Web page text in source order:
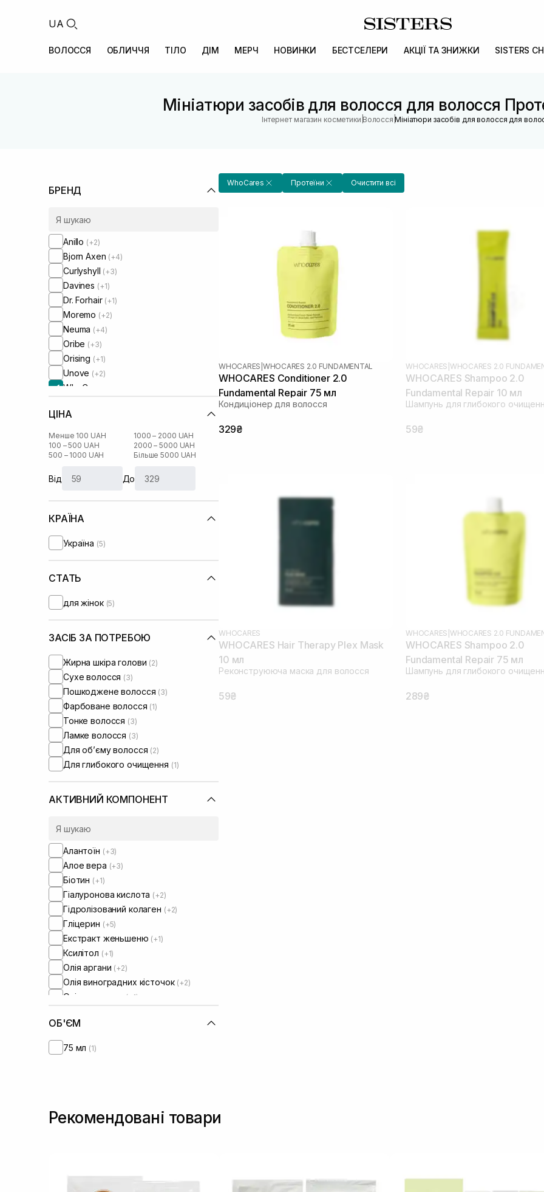
UA
ВОЛОССЯ ОБЛИЧЧЯ ТІЛО ДІМ МЕРЧ НОВИНКИ БЕСТСЕЛЕРИ АКЦІЇ ТА ЗНИЖКИ SISTERS
Мініатюри засобів для волосся для волосся
Інтернет магазин косметики |Волосся |Мініатюри засобів для волосся для
БРЕНД
Anillo (+2)
Bjorn Axen (+4)
Curlyshyll (+3)
Davines (+1)
Dr. Forhair (+1)
Moremo (+2)
Neuma (+4)
Oribe (+3)
Orising (+1)
Unove (+2)
WhoCares
ЦІНА
Менше 100 UAH
100 – 500 UAH
500 – 1000 UAH
1000 – 2000 UAH
2000 – 5000 UAH
Більше 5000 UAH
Від До
КРАЇНА
Україна (5)
СТАТЬ
для жінок (5)
ЗАСІБ ЗА ПОТРЕБОЮ
Жирна шкіра голови (2)
Сухе волосся (3)
Пошкоджене волосся (3)
Фарбоване волосся (1)
Тонке волосся (3)
Ламке волосся (3)
Для обʼєму волосся (2)
Для глибокого очищення (1)
АКТИВНИЙ КОМПОНЕНТ
Алантоїн (+3)
Алое вера (+3)
Біотин (+1)
Гіалуронова кислота (+2)
Гідролізований колаген (+2)
Гліцерин (+5)
Екстракт женьшеню (+1)
Ксилітол (+1)
Олія аргани (+2)
Олія виноградних кісточок (+2)
Олія рицинова (+1)
Пантенол
Протеїни пшениці
ОБ'ЄМ
75 мл (1)
WhoCares Протеїни Очистити всі
WHOCARES WHOCARES 2.0 FUNDAMENTAL
WHOCARES Conditioner 2.0
Fundamental Repair 75 мл
Кондиціонер для волосся
329₴
WHOCARES WHOCARES 2.0
WHOCARES Shampoo 2.0
Fundamental Repair 10 мл
Шампунь для глибокого
59₴
WHOCARES
WHOCARES Hair Therapy Plex Mask
10 мл
Реконструююча маска для волосся
59₴
WHOCARES WHOCARES 2.0
WHOCARES Shampoo 2.0
Fundamental Repair 75 мл
Шампунь для глибокого
289₴
Рекомендовані товари